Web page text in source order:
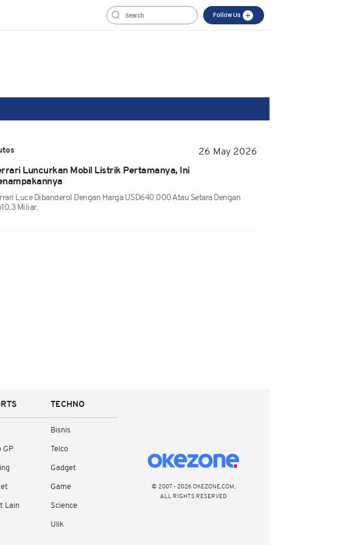
Follow Us
26 May 2026
Luncurkan Mobil Listrik Pertamanya, Ini
Luce Dibanderol Dengan Harga USD640.000 Atau Setara Dengan
Miliar.
GP
Lain
TECHNO
Bisnis
Telco
Gadget
Game
Science
Ulik
© 2007 - 2026 OKEZONE.COM,
ALL RIGHTS RESERVED